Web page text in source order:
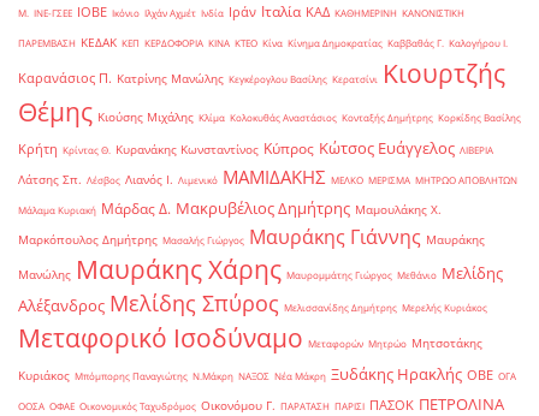
Μ. ΙΝΕ-ΓΣΕΕ ΙΟΒΕ Ικόνιο Ιλχάν Αχμέτ Ινδία Ιράν Ιταλία ΚΑΔ ΚΑΘΗΜΕΡΙΝΗ ΚΑΝΟΝΙΣΤΙΚΗ
ΠΑΡΕΜΒΑΣΗ ΚΕΔΑΚ ΚΕΠ ΚΕΡΔΟΦΟΡΙΑ ΚΙΝΑ ΚΤΕΟ Κίνα Κίνημα Δημοκρατίας Καββαθάς Γ. Καλογήρου Ι.
Καρανάσιος Π. Κατρίνης Μανώλης Κεγκέρογλου Βασίλης Κερατσίνι
Κιουρτζής
Θέμης Κιούσης Μιχάλης Κλίμα Κολοκυθάς Αναστάσιος Κονταξής Δημήτρης Κορκίδης Βασίλης
Κρήτη Κρίντας Θ. Κυρανάκης Κωνσταντίνος Κύπρος Κώτσος Ευάγγελος ΛΙΒΕΡΙΑ
Λάτσης Σπ. Λέσβος Λιανός Ι. Λιμενικό ΜΑΜΙΔΑΚΗΣ ΜΕΛΚΟ ΜΕΡΙΣΜΑ ΜΗΤΡΩΟ ΑΠΟΒΛΗΤΩΝ
Μάλαμα Κυριακή Μάρδας Δ. Μακρυβέλιος Δημήτρης Μαμουλάκης Χ.
Μαρκόπουλος Δημήτρης Μασαλής Γιώργος Μαυράκης Γιάννης Μαυράκης
Μανώλης Μαυράκης Χάρης Μαυρομμάτης Γιώργος Μεθάνιο Μελίδης
Αλέξανδρος Μελίδης Σπύρος Μελισσανίδης Δημήτρης Μερελής Κυριάκος
Μεταφορικό Ισοδύναμο Μεταφορών Μητρώο Μητσοτάκης
Κυριάκος Μπόμπορης Παναγιώτης Ν.Μάκρη ΝΑΞΟΣ Νέα Μάκρη Ξυδάκης Ηρακλής ΟΒΕ ΟΓΑ
ΟΟΣΑ ΟΦΑΕ Οικονομικός Ταχυδρόμος Οικονόμου Γ. ΠΑΡΑΤΑΣΗ ΠΑΡΙΣΙ ΠΑΣΟΚ ΠΕΤΡΟΛΙΝΑ